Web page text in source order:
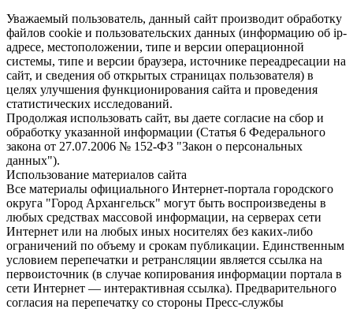
Уважаемый пользователь, данный сайт производит обработку
файлов cookie и пользовательских данных (информацию об ip-
адресе, местоположении, типе и версии операционной
системы, типе и версии браузера, источнике переадресации на
сайт, и сведения об открытых страницах пользователя) в
целях улучшения функционирования сайта и проведения
статистических исследований.
Продолжая использовать сайт, вы даете согласие на сбор и
обработку указанной информации (Статья 6 Федерального
закона от 27.07.2006 № 152-ФЗ "Закон о персональных
данных").
Использование материалов сайта
Все материалы официального Интернет-портала городского
округа "Город Архангельск" могут быть воспроизведены в
любых средствах массовой информации, на серверах сети
Интернет или на любых иных носителях без каких-либо
ограничений по объему и срокам публикации. Единственным
условием перепечатки и ретрансляции является ссылка на
первоисточник (в случае копирования информации портала в
сети Интернет — интерактивная ссылка). Предварительного
согласия на перепечатку со стороны Пресс-службы